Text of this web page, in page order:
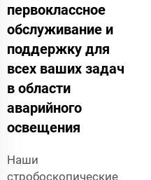
первоклассное
обслуживание и
поддержку для
всех ваших задач
в области
аварийного
освещения
Наши
стробоскопические